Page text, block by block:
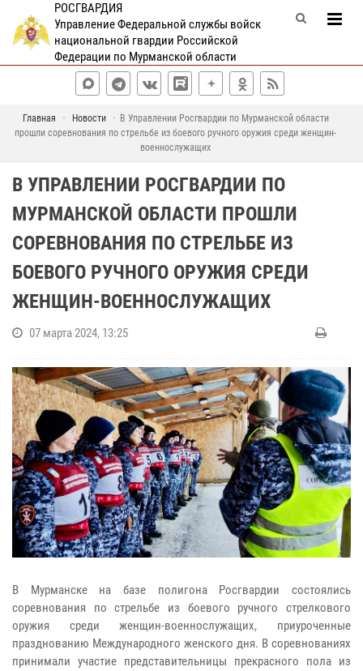
РОСГВАРДИЯ
Управление Федеральной службы войск
национальной гвардии Российской
Федерации по Мурманской области
Главная Новости
В Управлении Росгвардии по Мурманской области
прошли соревнования по стрельбе из боевого ручного оружия среди женщин-
военнослужащих
В УПРАВЛЕНИИ РОСГВАРДИИ ПО
МУРМАНСКОЙ ОБЛАСТИ ПРОШЛИ
СОРЕВНОВАНИЯ ПО СТРЕЛЬБЕ ИЗ
БОЕВОГО РУЧНОГО ОРУЖИЯ СРЕДИ
ЖЕНЩИН-ВОЕННОСЛУЖАЩИХ
07 марта 2024, 13:25
В Мурманске на базе полигона Росгвардии состоялись
соревнования по стрельбе из боевого ручного стрелкового
оружия среди женщин-военнослужащих, приуроченные
празднованию Международного женского дня. В соревнованиях
принимали участие представительницы прекрасного пола из